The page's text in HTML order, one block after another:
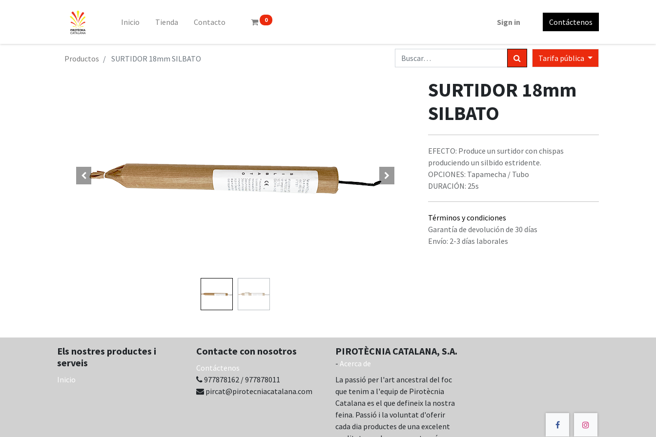
Inicio Tienda Contacto 0 Sign in Contáctenos
Productos SURTIDOR 18mm SILBATO Tarifa pública
SURTIDOR 18mm
SILBATO
EFECTO: Produce un surtidor con chispas
produciendo un silbido estridente.
OPCIONES: Tapamecha / Tubo
DURACIÓN: 25s
Términos y condiciones
Garantía de devolución de 30 días
Envío: 2-3 días laborales
Els nostres productes i
serveis
Inicio
Contacte con nosotros
Contáctenos
977878162 / 977878011
pircat@pirotecniacatalana.com
PIROTÈCNIA CATALANA, S.A.
- Acerca de
La passió per l'art ancestral del foc
que tenim a l'equip de Pirotècnia
Catalana es el que defineix la nostra
feina. Passió i la voluntat d'oferir
cada dia productes de una excelent